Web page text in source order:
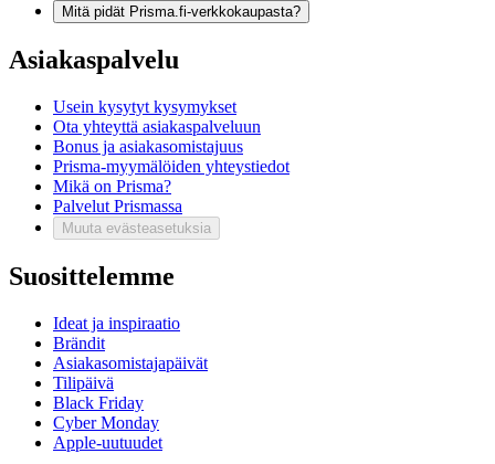
Mitä pidät Prisma.fi-verkkokaupasta?
Asiakaspalvelu
Usein kysytyt kysymykset
Ota yhteyttä asiakaspalveluun
Bonus ja asiakasomistajuus
Prisma-myymälöiden yhteystiedot
Mikä on Prisma?
Palvelut Prismassa
Muuta evästeasetuksia
Suosittelemme
Ideat ja inspiraatio
Brändit
Asiakasomistajapäivät
Tilipäivä
Black Friday
Cyber Monday
Apple-uutuudet